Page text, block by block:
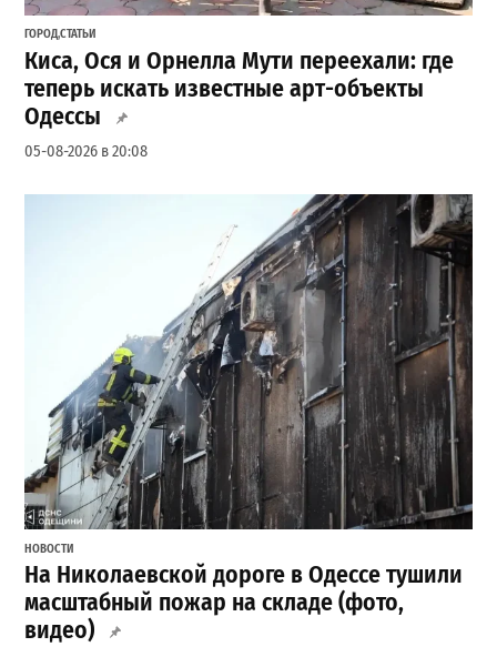
ГОРОД,СТАТЬИ
Киса, Ося и Орнелла Мути переехали: где
теперь искать известные арт-объекты
Одессы
05-08-2026 в 20:08
НОВОСТИ
На Николаевской дороге в Одессе тушили
масштабный пожар на складе (фото,
видео)